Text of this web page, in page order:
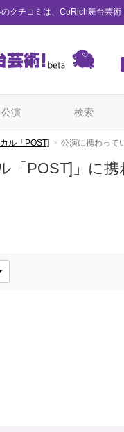
クチコミは、CoRich舞台芸術
公演 検索
ル「POST] 公演に携わって
「POST]」に